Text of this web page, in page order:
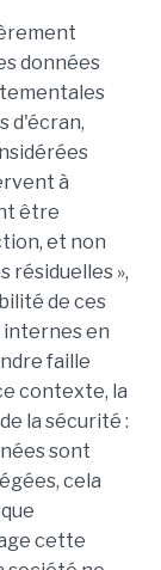
données
d'écran,
à
être
et non
résiduelles »,
de ces
en
faille
contexte, la
la sécurité :
sont
cela
cette